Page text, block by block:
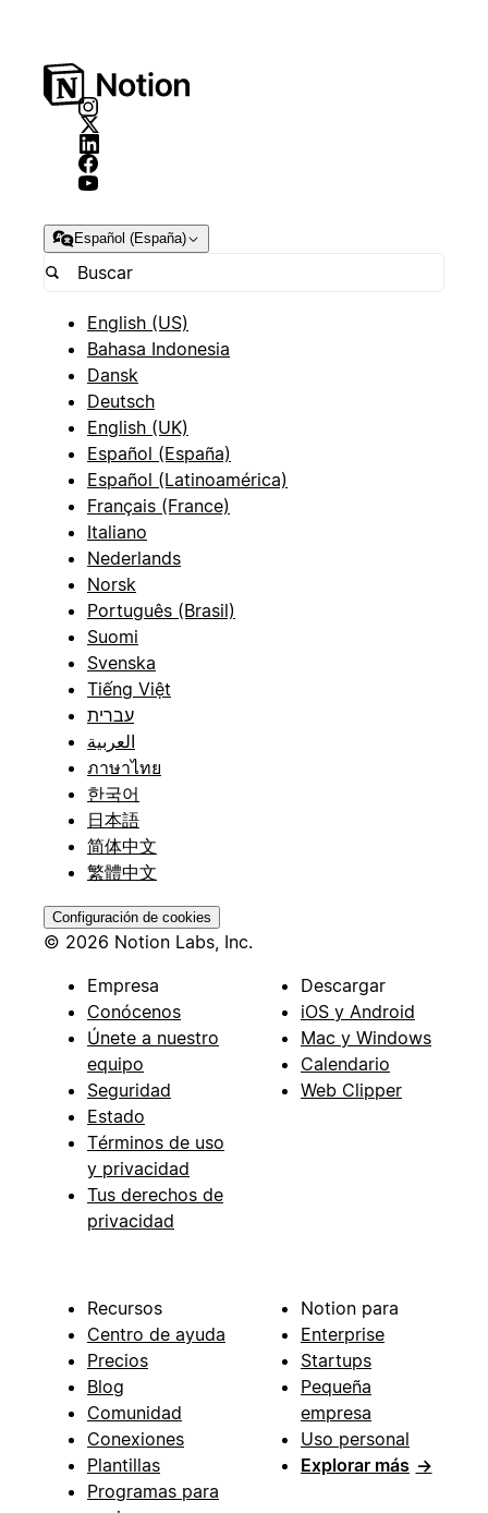
Español (España)
English (US)
Bahasa Indonesia
Dansk
Deutsch
English (UK)
Español (España)
Español (Latinoamérica)
Français (France)
Italiano
Nederlands
Norsk
Português (Brasil)
Suomi
Svenska
Tiếng Việt
עברית
العربية
ภาษาไทย
한국어
日本語
简体中文
繁體中文
Configuración de cookies
© 2026 Notion Labs, Inc.
Empresa
Conócenos
Únete a nuestro
equipo
Seguridad
Estado
Términos de uso
y privacidad
Tus derechos de
privacidad
Descargar
iOS y Android
Mac y Windows
Calendario
Web Clipper
Recursos
Centro de ayuda
Precios
Blog
Comunidad
Conexiones
Plantillas
Programas para
Notion para
Enterprise
Startups
Pequeña
empresa
Uso personal
Explorar más →